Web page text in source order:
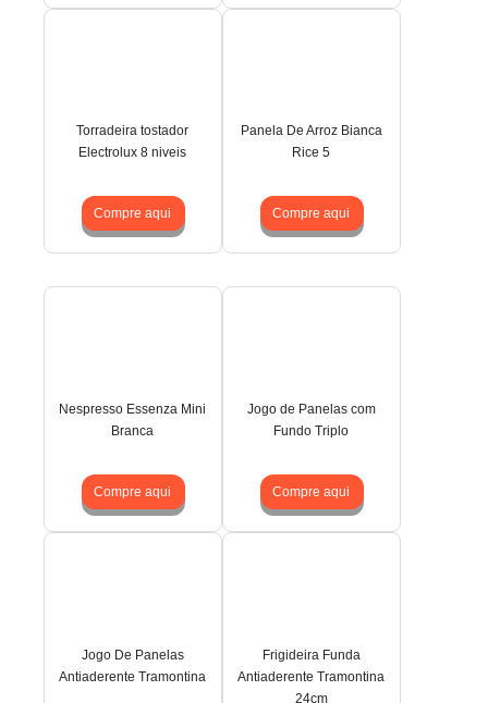
Torradeira tostador
Electrolux 8 niveis
Compre aqui
Panela De Arroz Bianca
Rice 5
Compre aqui
Nespresso Essenza Mini
Branca
Compre aqui
Jogo de Panelas com
Fundo Triplo
Compre aqui
Jogo De Panelas
Antiaderente Tramontina
Frigideira Funda
Antiaderente Tramontina
24cm